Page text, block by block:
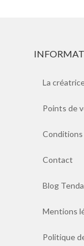
La
Points de
Contact
Blog
Mentions
Politique